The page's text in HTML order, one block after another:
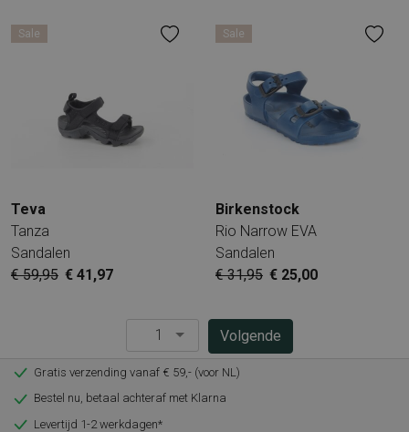
Sale
Teva
Tanza
Sandalen
€ 59,95 € 41,97
Sale
Birkenstock
Rio Narrow EVA
Sandalen
€ 31,95 € 25,00
1 VolgendePagina
Gratis verzending vanaf € 59,- (voor NL)
Bestel nu, betaal achteraf met Klarna
Levertijd 1-2 werkdagen*